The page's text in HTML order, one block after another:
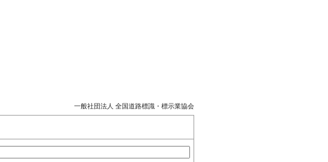
一般社団法人 全国道路標識・標示業協会